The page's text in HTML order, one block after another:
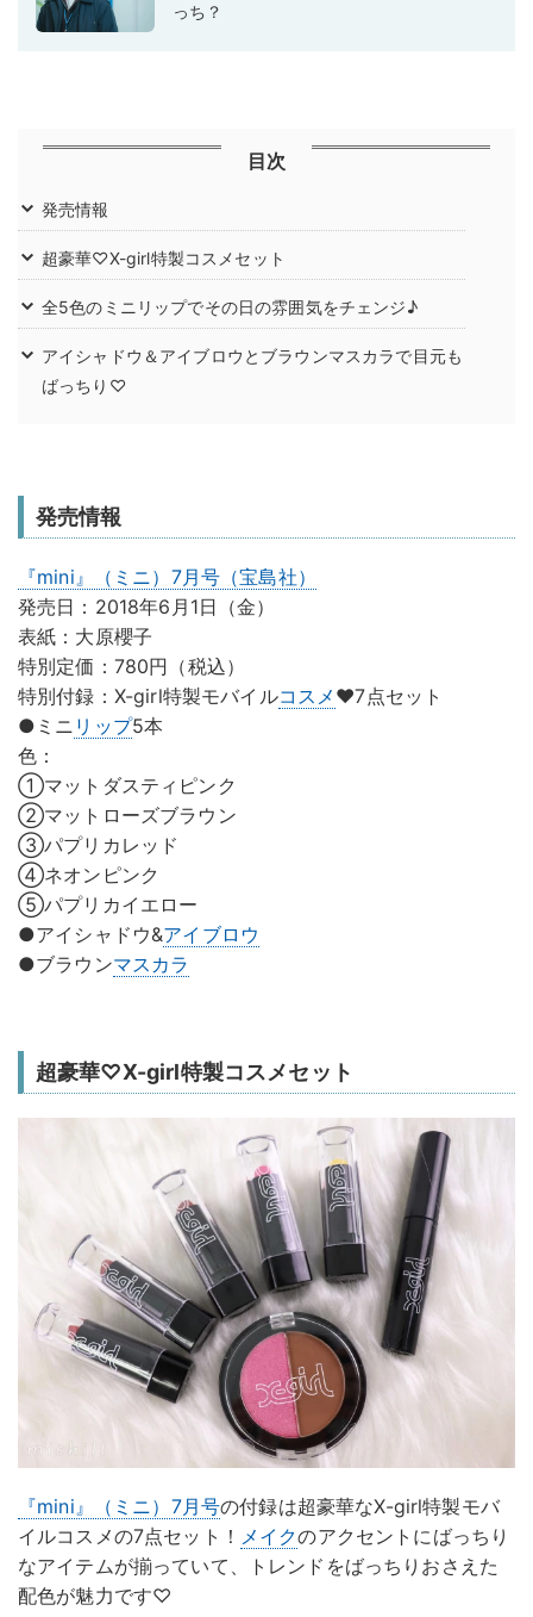
っち？
目次
発売情報
超豪華♡X-girl特製コスメセット
全5色のミニリップでその日の雰囲気をチェンジ♪
アイシャドウ＆アイブロウとブラウンマスカラで目元も
ばっちり♡
発売情報
『mini』（ミニ）7月号（宝島社）
発売日：2018年6月1日（金）
表紙：大原櫻子
特別定価：780円（税込）
特別付録：X-girl特製モバイルコスメ ♥7点セット
●ミニ リップ5本
色：
①マットダスティピンク
②マットローズブラウン
③パプリカレッド
④ネオンピンク
⑤パプリカイエロー
●アイシャドウ&アイブロウ
●ブラウンマスカラ
超豪華♡X-girl特製コスメセット
『mini』（ミニ）7月号の付録は超豪華なX-girl特製モバ
イルコスメの7点セット！ メイクのアクセントにばっちり
なアイテムが揃っていて、トレンドをばっちりおさえた
配色が魅力です♡